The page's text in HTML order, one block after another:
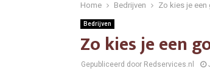
Home Bedrijven Zo kies je een
Bedrijven
Zo kies je een
Gepubliceerd door Redservices.nl